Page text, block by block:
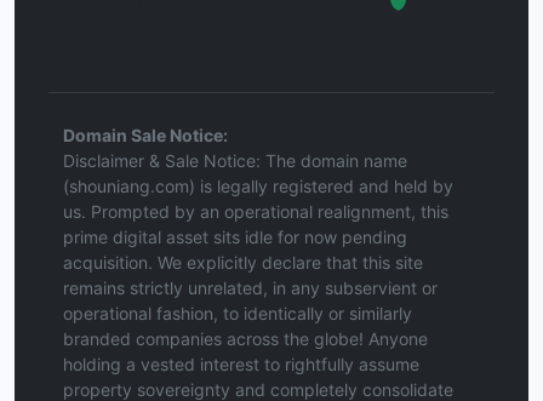
Domain Sale Notice:
Disclaimer & Sale Notice: The domain name
(shouniang.com) is legally registered and held by
us. Prompted by an operational realignment, this
prime digital asset sits idle for now pending
acquisition. We explicitly declare that this site
remains strictly unrelated, in any subservient or
operational fashion, to identically or similarly
branded companies across the globe! Anyone
holding a vested interest to rightfully assume
property sovereignty and completely consolidate